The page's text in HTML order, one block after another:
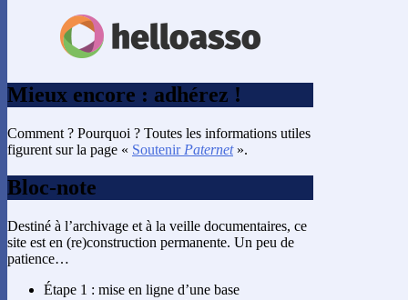
Mieux encore : adhérez !
Comment ? Pourquoi ? Toutes les informations utiles
figurent sur la page « Soutenir Paternet».
Bloc-note
Destiné à l’archivage et à la veille documentaires, ce
site est en (re)construction permanente. Un peu de
patience…
Étape 1 : mise en ligne d’une base